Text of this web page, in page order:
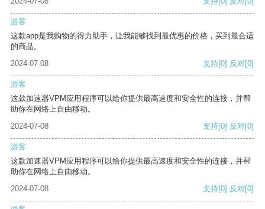
游客
这款app是我购物的得力助手，让我能够找到最优惠的价格，买到最合适
的商品。
2024-07-08
支持[0] 反对[0]
游客
这款加速器VPM应用程序可以给你提供最高速度和安全性的连接，并帮
助你在网络上自由移动。
2024-07-08
支持[0] 反对[0]
游客
这款加速器VPM应用程序可以给你提供最高速度和安全性的连接，并帮
助你在网络上自由移动。
2024-07-08
支持[0] 反对[0]